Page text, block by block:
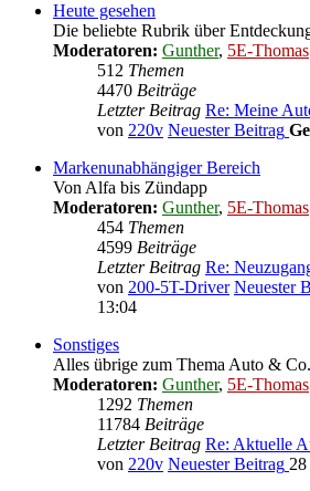
Heute gesehen
Die beliebte Rubrik über
Moderatoren: Gunther, 5E-Thomas
512 Themen
4470 Beiträge
Letzter Beitrag Re: Meine
von 220v Neuester Beitrag
Markenunabhängiger Bereich
Von Alfa bis Zündapp
Moderatoren: Gunther, 5E-Thomas
454 Themen
4599 Beiträge
Letzter Beitrag Re:
von 200-5T-Driver Neuester
13:04
Sonstiges
Alles übrige zum Thema Auto & Co.
Moderatoren: Gunther, 5E-Thomas
1292 Themen
11784 Beiträge
Letzter Beitrag Re: Aktuelle
von 220v Neuester Beitrag 28